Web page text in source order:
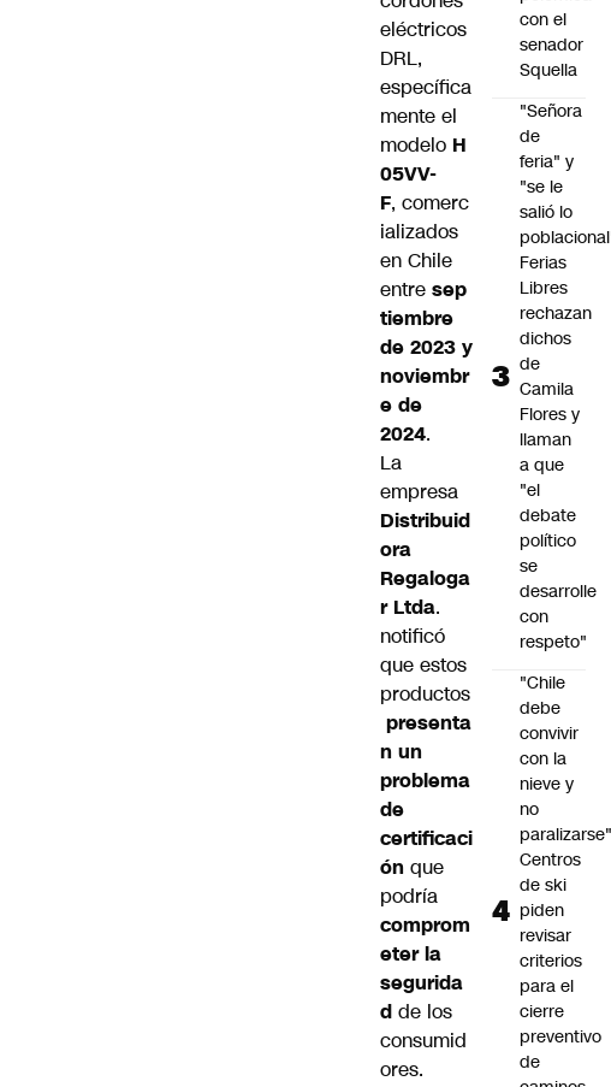
eléctricos
DRL,
específica
mente el
modelo H
05VV-
F, comerc
ializados
en Chile
entre sep
tiembre
de 2023 y
noviembr
e de
2024.
La
empresa
Distribuid
ora
Regaloga
r Ltda.
notificó
que estos
productos
presenta
n un
problema
de
certificaci
ón que
podría
comprom
eter la
segurida
d de los
consumid
ores.
con el
senador
Squella
"Señora
de
feria" y
"se le
salió lo
Ferias
Libres
rechazan
dichos
de
Camila
Flores y
llaman
a que
"el
debate
político
se
desarrolle
con
respeto"
"Chile
debe
convivir
con la
nieve y
no
Centros
de ski
piden
revisar
criterios
para el
cierre
preventivo
de